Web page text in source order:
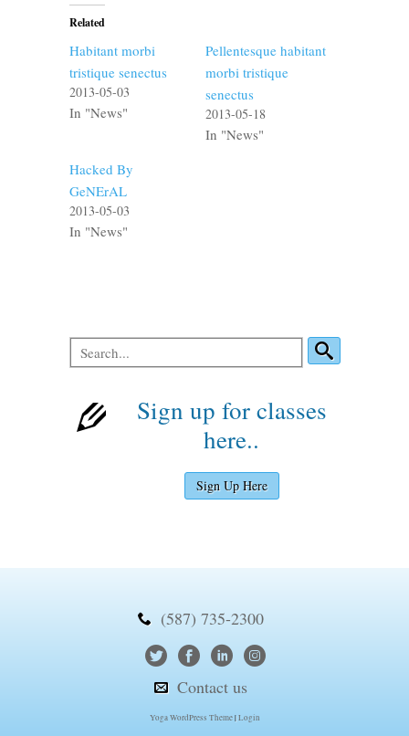
Related
Habitant morbi
tristique senectus
2013-05-03
In "News"
Pellentesque habitant
morbi tristique
senectus
2013-05-18
In "News"
Hacked By
GeNErAL
2013-05-03
In "News"
Sign up for classes
here..
Sign Up Here
(587) 735-2300
Contact us
Yoga WordPress Theme|Login